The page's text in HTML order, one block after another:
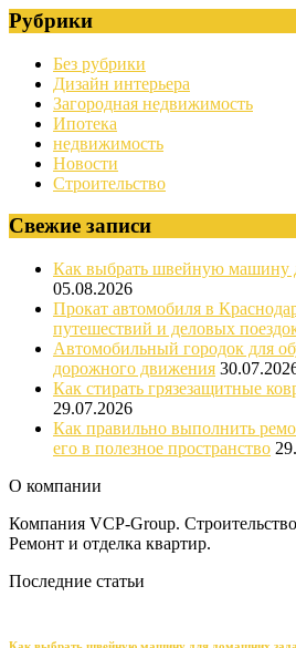
Рубрики
Без рубрики
Дизайн интерьера
Загородная недвижимость
Ипотека
недвижимость
Новости
Строительство
Свежие записи
Как выбрать швейную машину
05.08.2026
Прокат автомобиля в
путешествий и деловых
Автомобильный городок для
дорожного движения
Как стирать грязезащитные
29.07.2026
Как правильно выполнить
его в полезное пространство
О компании
Компания VCP-Group.
Ремонт и отделка квартир.
Последние статьи